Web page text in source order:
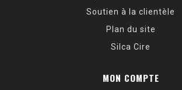
Soutien à la clientèle
Plan du site
Silca Cire
MON COMPTE